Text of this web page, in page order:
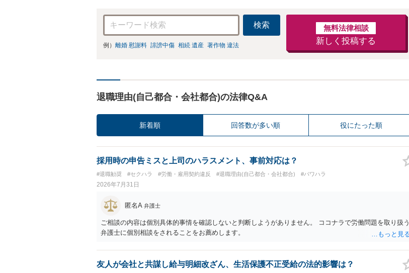
検索
例） 離婚 慰謝料 誹謗中傷 相続 遺産 著作物 違法
無料法律相談
新しく投稿する
退職理由(自己都合・会社都合)の法律Q&A
新着順 回答数が多い順 役にたった順
採用時の申告ミスと上司のハラスメント、事前対応は？
#退職勧奨 #セクハラ #労働・雇用契約違反 #退職理由(自己都合・会社都合) #パワハラ
2026年7月31日
匿名A 弁護士
ご相談の内容は個別具体的事情を確認しないと判断しようがありません。 ココナラで労働問題を取り扱う
弁護士に個別相談をされることをお薦めします。
友人が会社と共謀し給与明細改ざん、生活保護不正受給の法的影響は？